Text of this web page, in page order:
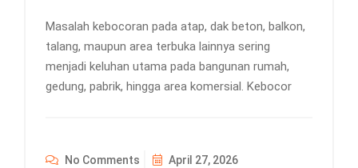
Masalah kebocoran pada atap, dak beton, balkon,
talang, maupun area terbuka lainnya sering
menjadi keluhan utama pada bangunan rumah,
gedung, pabrik, hingga area komersial. Kebocor
No Comments April 27, 2026